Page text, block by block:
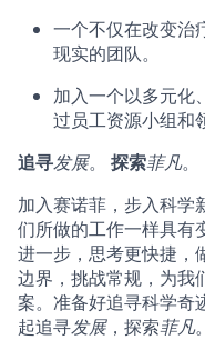
一个不仅在改变治
现实的团队。
加入一个以多元化
过员工资源小组和
追寻发展。 探索菲凡。
加入赛诺菲，步入科学
们所做的工作一样具有
进一步，思考更快捷，
边界，挑战常规，为我
案。准备好追寻科学奇
起追寻发展，探索菲凡。